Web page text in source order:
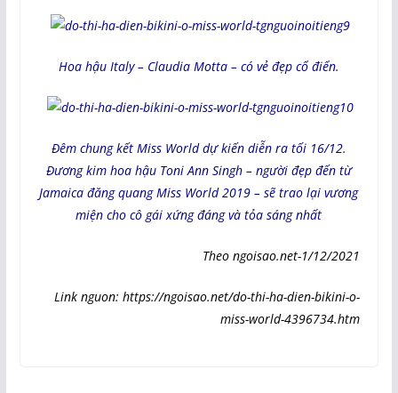
Hoa hậu Italy – Claudia Motta – có vẻ đẹp cổ điển.
Đêm chung kết Miss World dự kiến diễn ra tối 16/12.
Đương kim hoa hậu Toni Ann Singh – người đẹp đến từ
Jamaica đăng quang Miss World 2019 – sẽ trao lại vương
miện cho cô gái xứng đáng và tỏa sáng nhất
Theo ngoisao.net-1/12/2021
Link nguon: https://ngoisao.net/do-thi-ha-dien-bikini-o-
miss-world-4396734.htm